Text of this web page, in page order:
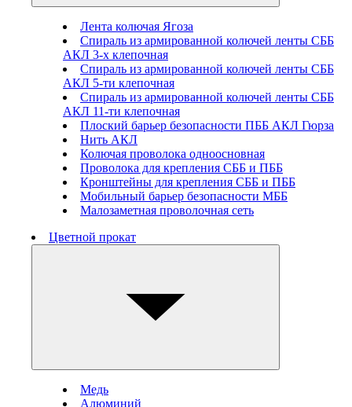
Лента колючая Ягоза
Спираль из армированной колючей ленты СББ
АКЛ 3-х клепочная
Спираль из армированной колючей ленты СББ
АКЛ 5-ти клепочная
Спираль из армированной колючей ленты СББ
АКЛ 11-ти клепочная
Плоский барьер безопасности ПББ АКЛ Гюрза
Нить АКЛ
Колючая проволока одноосновная
Проволока для крепления СББ и ПББ
Кронштейны для крепления СББ и ПББ
Мобильный барьер безопасности МББ
Малозаметная проволочная сеть
Цветной прокат
Медь
Алюминий